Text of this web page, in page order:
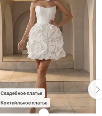
Свадебное платье
Коктейльное платье